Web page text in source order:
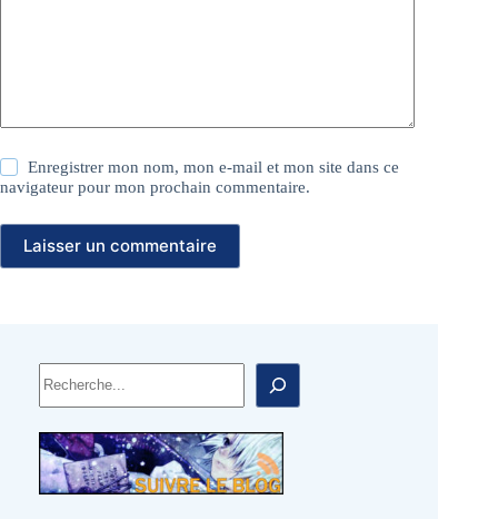
Enregistrer mon nom, mon e-mail et mon site dans ce
navigateur pour mon prochain commentaire.
Laisser un commentaire